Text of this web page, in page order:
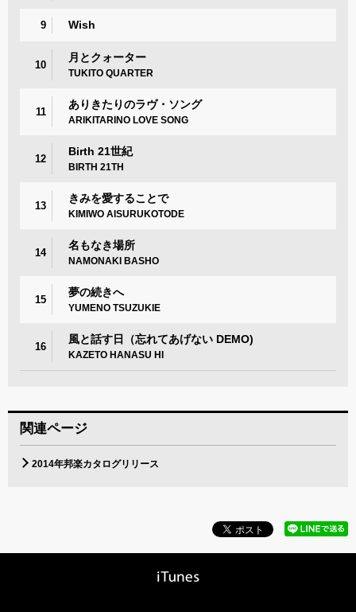
9 Wish
10
月とクォーター
TUKITO QUARTER
11
ありきたりのラヴ・ソング
ARIKITARINO LOVE SONG
12
Birth 21世紀
BIRTH 21TH
13
きみを愛することで
KIMIWO AISURUKOTODE
14
名もなき場所
NAMONAKI BASHO
15
夢の続きへ
YUMENO TSUZUKIE
16
風と話す日（忘れてあげない DEMO)
KAZETO HANASU HI
関連ページ
2014年邦楽カタログリリース